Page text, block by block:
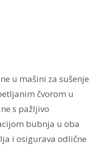
u mašini za sušenje
čvorom u
s pažljivo
bubnja u oba
i osigurava odlične